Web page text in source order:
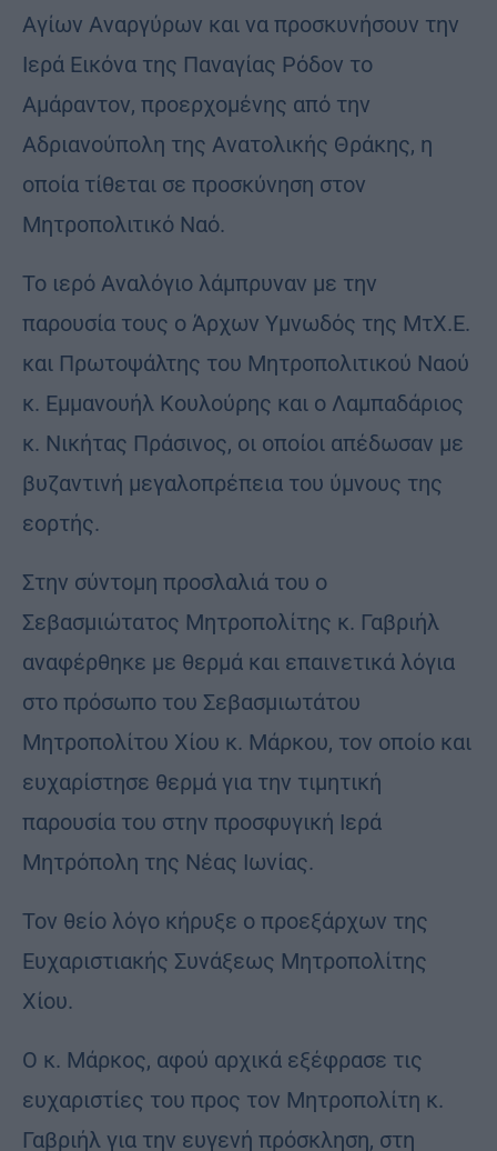
Αγίων Αναργύρων και να προσκυνήσουν την
Ιερά Εικόνα της Παναγίας Ρόδον το
Αμάραντον, προερχομένης από την
Αδριανούπολη της Ανατολικής Θράκης, η
οποία τίθεται σε προσκύνηση στον
Μητροπολιτικό Ναό.
Το ιερό Αναλόγιο λάμπρυναν με την
παρουσία τους ο Άρχων Υμνωδός της ΜτΧ.Ε.
και Πρωτοψάλτης του Μητροπολιτικού Ναού
κ. Εμμανουήλ Κουλούρης και ο Λαμπαδάριος
κ. Νικήτας Πράσινος, οι οποίοι απέδωσαν με
βυζαντινή μεγαλοπρέπεια του ύμνους της
εορτής.
Στην σύντομη προσλαλιά του ο
Σεβασμιώτατος Μητροπολίτης κ. Γαβριήλ
αναφέρθηκε με θερμά και επαινετικά λόγια
στο πρόσωπο του Σεβασμιωτάτου
Μητροπολίτου Χίου κ. Μάρκου, τον οποίο και
ευχαρίστησε θερμά για την τιμητική
παρουσία του στην προσφυγική Ιερά
Μητρόπολη της Νέας Ιωνίας.
Τον θείο λόγο κήρυξε ο προεξάρχων της
Ευχαριστιακής Συνάξεως Μητροπολίτης
Χίου.
Ο κ. Μάρκος, αφού αρχικά εξέφρασε τις
ευχαριστίες του προς τον Μητροπολίτη κ.
Γαβριήλ για την ευγενή πρόσκληση, στη